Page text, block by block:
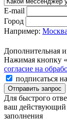
E-mail
Город
Например: Москва
Дополнительная
Нажимая кнопку
согласие на
подписаться
Отправить запрос
Для быстрого
ваш действующий
заполнения